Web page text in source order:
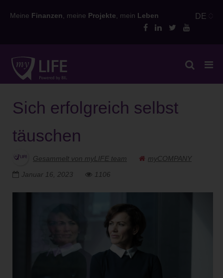
to
Meine Finanzen , meine Projekte , mein Leben DE
Sich erfolgreich selbst
täuschen
Gesammelt von myLIFE team
myCOMPANY
Januar 16, 2023
1106